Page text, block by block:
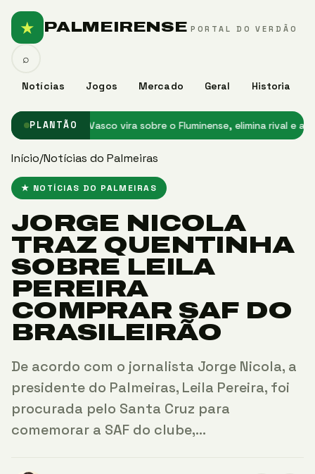
★ PALMEIRENSE PORTAL DO VERDÃO
Notícias Jogos Mercado Geral Historia
⌕
PLANTÃO
Palmeiras★ Vasco vira sobre o Fluminense, elimina rival e avança
Início/Notícias do Palmeiras
★ NOTÍCIAS DO PALMEIRAS
JORGE NICOLA
TRAZ QUENTINHA
SOBRE LEILA
PEREIRA
COMPRAR SAF DO
BRASILEIRÃO
De acordo com o jornalista Jorge Nicola, a
presidente do Palmeiras, Leila Pereira, foi
procurada pelo Santa Cruz para
comemorar a SAF do clube,…